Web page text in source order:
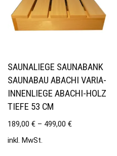
SAUNALIEGE SAUNABANK
SAUNABAU ABACHI VARIA-
INNENLIEGE ABACHI-HOLZ
TIEFE 53 CM
189,00 € – 499,00 €
inkl. MwSt.